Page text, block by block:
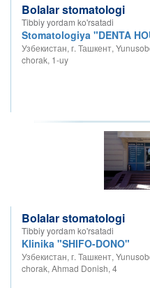
Bolalar stomatologi
Tibbiy yordam ko'rsatadi
Stomatologiya "DENTA
Узбекистан, г. Ташкент,
chorak, 1-uy
Bolalar stomatologi
Tibbiy yordam ko'rsatadi
Klinika "SHIFO-DONO"
Узбекистан, г. Ташкент,
chorak, Ahmad Donish, 4